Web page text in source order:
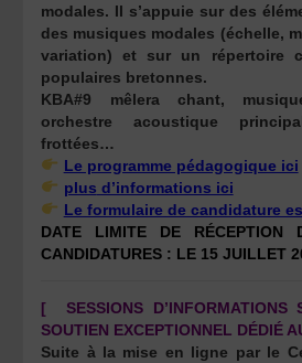
modales. Il s’appuie sur des
des musiques modales (échelle,
variation) et sur un répertoire
populaires bretonnes.
KBA#9 mêlera chant,
orchestre acoustique
frottées…
Le programme pédagogique ici
plus d’informations ici
Le formulaire de candidature
DATE LIMITE DE RÉCEPTION
CANDIDATURES : LE 15 JUILLET
[ SESSIONS D’INFORMATIONS
SOUTIEN EXCEPTIONNEL DÉDIÉ
Suite à la mise en ligne par le